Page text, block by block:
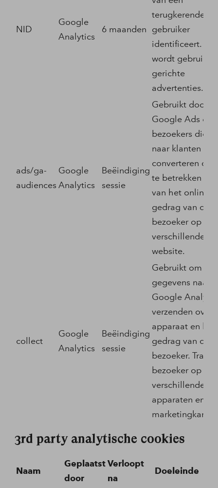
NID
Google
Analytics
6 maanden
terugkerende
gebruiker
identificeert.
wordt gebruikt
gerichte
advertenties.
ads/ga-
audiences
Google
Analytics
Beëindiging
sessie
Gebruikt door
Google Ads om
bezoekers die
naar klanten
converteren
te betrekken op
van het online
gedrag van de
bezoeker op
verschillende
website.
collect
Google
Analytics
Beëindiging
sessie
Gebruikt om
gegevens naar
Google
verzenden over
apparaat en het
gedrag van de
bezoeker.
bezoeker op
verschillende
apparaten en
3rd party analytische cookies
Naam
Geplaatst
door
Verloopt
na
Doeleinde